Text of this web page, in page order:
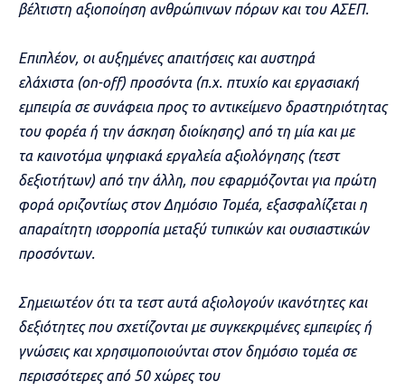
βέλτιστη αξιοποίηση ανθρώπινων πόρων και του ΑΣΕΠ.
Επιπλέον, οι αυξημένες απαιτήσεις και αυστηρά
ελάχιστα (on-off) προσόντα (π.χ. πτυχίο και εργασιακή
εμπειρία σε συνάφεια προς το αντικείμενο δραστηριότητας
του φορέα ή την άσκηση διοίκησης) από τη μία και με
τα καινοτόμα ψηφιακά εργαλεία αξιολόγησης (τεστ
δεξιοτήτων) από την άλλη, που εφαρμόζονται για πρώτη
φορά οριζοντίως στον Δημόσιο Τομέα, εξασφαλίζεται η
απαραίτητη ισορροπία μεταξύ τυπικών και ουσιαστικών
προσόντων.
Σημειωτέον ότι τα τεστ αυτά αξιολογούν ικανότητες και
δεξιότητες που σχετίζονται με συγκεκριμένες εμπειρίες ή
γνώσεις και χρησιμοποιούνται στον δημόσιο τομέα σε
περισσότερες από 50 χώρες του